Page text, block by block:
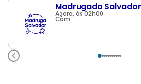
Madrugada Salvador
Agora, às 02h00
Com